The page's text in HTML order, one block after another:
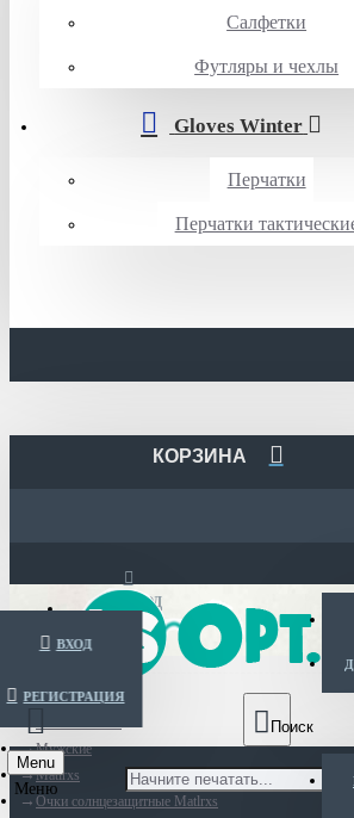
Салфетки
Футляры и чехлы
Gloves Winter
Перчатки
Перчатки
КОРЗИНА
ВХОД
ВХОД
РЕГИСТРАЦИЯ
Menu
Мужские
Matlrxs
Очки солнцезащитные Matlrxs